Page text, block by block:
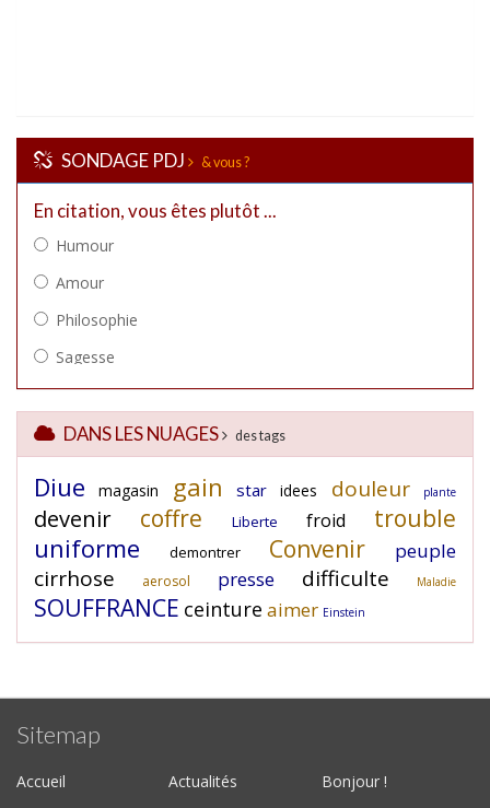
SONDAGE PDJ & vous ?
DANS LES NUAGES des tags
Diue magasin gain star idees douleur plante
devenir coffre Liberte froid trouble
uniforme demontrer Convenir peuple
cirrhose aerosol presse difficulte Maladie
SOUFFRANCE ceinture aimer Einstein
Sitemap
Accueil Actualités
Bonjour !